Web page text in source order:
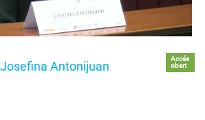
Antonijuan
Accés
obert